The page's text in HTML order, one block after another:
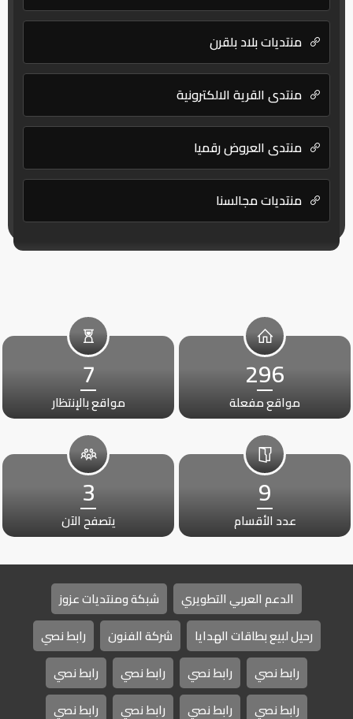
منتديات بلاد بلقرن
منتدي القرية الالكترونية
منتدى العروض رقميا
منتديات مجالسنا
296
مواقع مفعلة
7
مواقع بالإنتظار
9
عدد الأقسام
3
يتصفح الآن
الدعم العربي التطويري
شبكة ومنتديات عزوز
رحيل لبيع بطاقات الهدايا
شركة الفنون
رابط نصي
رابط نصي
رابط نصي رابط نصي
رابط نصي
رابط نصي
رابط نصي رابط نصي رابط نصي